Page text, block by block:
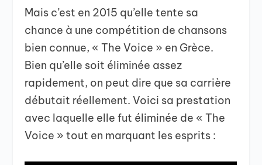
Mais c’est en 2015 qu’elle tente sa
chance à une compétition de chansons
bien connue, « The Voice » en Grèce.
Bien qu’elle soit éliminée assez
rapidement, on peut dire que sa carrière
débutait réellement. Voici sa prestation
avec laquelle elle fut éliminée de « The
Voice » tout en marquant les esprits :